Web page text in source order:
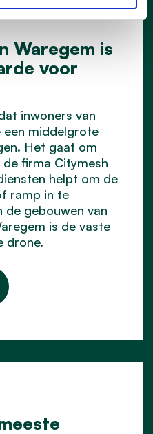
Waregem is
voor
inwoners van
een middelgrote
Het gaat om
firma Citymesh
helpt om de
ramp in te
de gebouwen van
is de vaste
drone.